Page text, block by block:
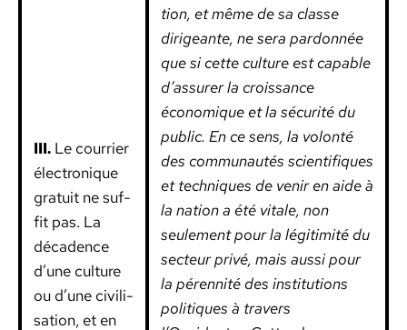
III.Le cour­ri­er
élec­tron­ique
gra­tu­it ne suf­
fit pas. La
déca­dence
d’une cul­ture
ou d’une civil­i­
sa­tion, et en
tion, et même de sa classe
dirigeante, ne sera par­don­née
que si cette cul­ture est capa­ble
d’assurer la crois­sance
économique et la sécu­rité du
pub­lic. En ce sens, la volon­té
des com­mu­nautés sci­en­tifiques
et tech­niques de venir en aide à
la nation a été vitale, non
seule­ment pour la légitim­ité du
secteur privé, mais aus­si pour
la péren­nité des insti­tu­tions
poli­tiques à tra­vers